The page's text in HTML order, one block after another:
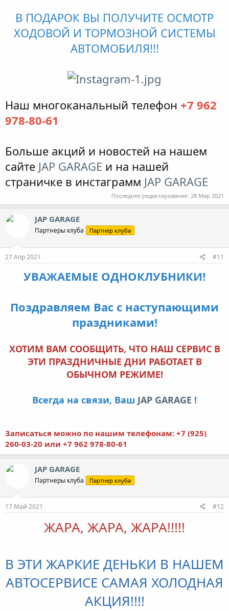
В ПОДАРОК ВЫ ПОЛУЧИТЕ ОСМОТР
ХОДОВОЙ И ТОРМОЗНОЙ СИСТЕМЫ
АВТОМОБИЛЯ!!!
Наш многоканальный телефон +7 962
978-80-61
Больше акций и новостей на нашем
сайте JAP GARAGE и на нашей
страничке в инстаграмм JAP GARAGE
Последнее редактирование: 28 Мар 2021
JAP GARAGE
Партнеры клуба Партнер клуба
27 Апр 2021 #11
УВАЖАЕМЫЕ ОДНОКЛУБНИКИ!
Поздравляем Вас с наступающими
праздниками!
ХОТИМ ВАМ СООБЩИТЬ, ЧТО НАШ СЕРВИС В
ЭТИ ПРАЗДНИЧНЫЕ ДНИ РАБОТАЕТ В
ОБЫЧНОМ РЕЖИМЕ!
Всегда на связи, Ваш JAP GARAGE !
Записаться можно по нашим телефонам: +7 (925)
260-03-20 или +7 962 978-80-61
JAP GARAGE
Партнеры клуба Партнер клуба
17 Май 2021 #12
ЖАРА, ЖАРА, ЖАРА!!!!!
В ЭТИ ЖАРКИЕ ДЕНЬКИ В НАШЕМ
АВТОСЕРВИСЕ САМАЯ ХОЛОДНАЯ
АКЦИЯ!!!!